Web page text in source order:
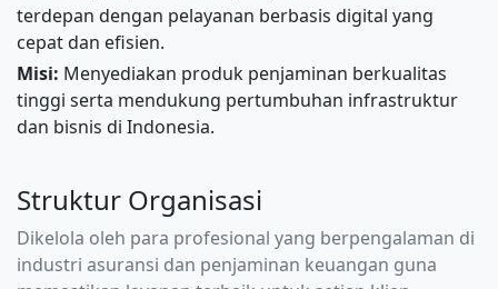
terdepan dengan pelayanan berbasis digital yang
cepat dan efisien.
Misi: Menyediakan produk penjaminan berkualitas
tinggi serta mendukung pertumbuhan infrastruktur
dan bisnis di Indonesia.
Struktur Organisasi
Dikelola oleh para profesional yang berpengalaman di
industri asuransi dan penjaminan keuangan guna